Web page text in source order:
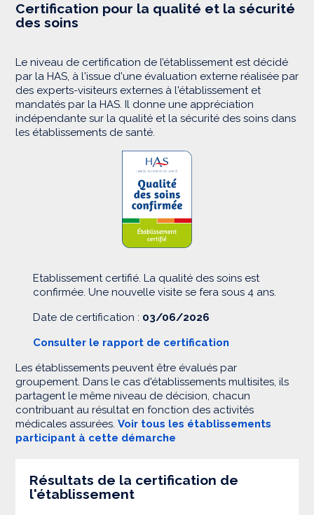
Certification pour la qualité et la sécurité
des soins
Le niveau de certification de l’établissement est décidé
par la HAS, à l'issue d'une évaluation externe réalisée par
des experts-visiteurs externes à l'établissement et
mandatés par la HAS. Il donne une appréciation
indépendante sur la qualité et la sécurité des soins dans
les établissements de santé.
Etablissement certifié. La qualité des soins est
confirmée. Une nouvelle visite se fera sous 4 ans.
Date de certification : 03/06/2026
Consulter le rapport de certification
Les établissements peuvent être évalués par
groupement. Dans le cas d'établissements multisites, ils
partagent le même niveau de décision, chacun
contribuant au résultat en fonction des activités
médicales assurées. Voir tous les établissements
participant à cette démarche
Résultats de la certification de
l'établissement